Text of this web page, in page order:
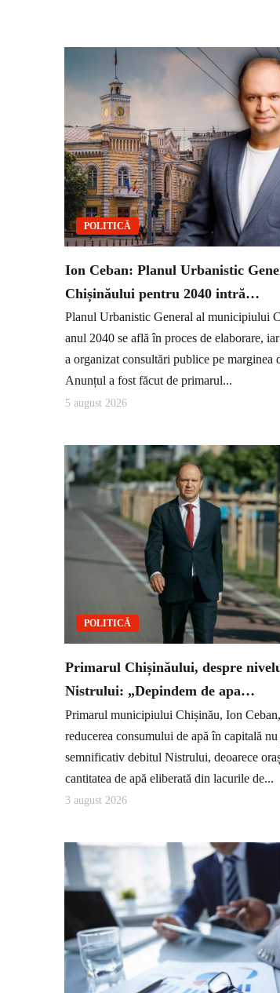
POLITICĂ
Ion Ceban: Planul Urbanistic
Chișinăului pentru 2040 intră…
Planul Urbanistic General al municipiului
anul 2040 se află în proces de elaborare,
a organizat consultări publice pe marginea
Anunțul a fost făcut de primarul...
5 august 2026
POLITICĂ
Primarul Chișinăului, despre
Nistrului: „Depindem de apa…
Primarul municipiului Chișinău, Ion
reducerea consumului de apă în capitală
semnificativ debitul Nistrului, deoarece
cantitatea de apă eliberată din lacurile de...
3 august 2026